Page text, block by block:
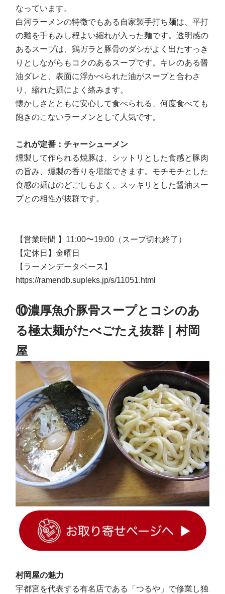
なっています。
白河ラーメンの特徴でもある自家製手打ち麺は、平打
の麺を手もみし程よい縮れが入った麺です。透明感の
あるスープは、鶏ガラと豚骨のダシがよく出たすっき
りとしながらもコクのあるスープです。キレのある醤
油ダレと、表面に浮かべられた油がスープと合わさ
り、縮れた麺によく絡みます。
懐かしさとともに安心して食べられる、何度食べても
飽きのこないラーメンとして人気です。
これが定番：チャーシューメン
燻製して作られる焼豚は、シットリとした食感と豚肉
の旨み、燻製の香りを堪能できます。モチモチとした
食感の麺はのどごしもよく、スッキリとした醤油スー
プとの相性が抜群です。
【営業時間 】 11:00〜19:00（スープ切れ終了）
【定休日】金曜日
【ラーメンデータベース】
https://ramendb.supleks.jp/s/11051.html
⑩濃厚魚介豚骨スープとコシのあ
る極太麺がたべごたえ抜群｜村岡
屋
村岡屋の魅力
宇都宮を代表する有名店である「つるや」で修業し独